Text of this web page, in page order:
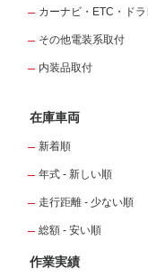
カーナビ・ETC・ド
その他電装系取付
内装品取付
在庫車両
新着順
年式 - 新しい順
走行距離 - 少ない順
総額 - 安い順
作業実績